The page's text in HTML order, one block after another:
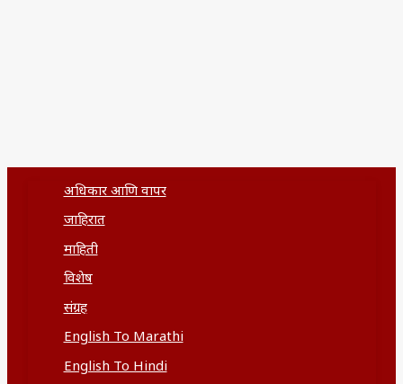
अधिकार आणि वापर
जाहिरात
माहिती
विशेष
संग्रह
English To Marathi
English To Hindi